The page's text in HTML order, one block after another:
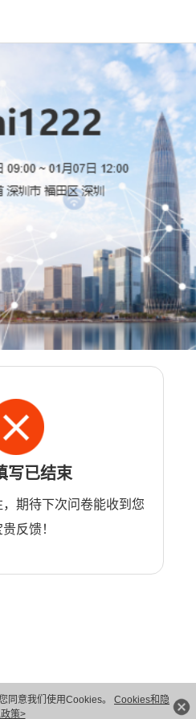
同意我们使用Cookies。 Cookies和隐
策>
写已结束
期待下次问卷能收到您
反馈！
2026。 保留一切权利。粤A2-20044005号